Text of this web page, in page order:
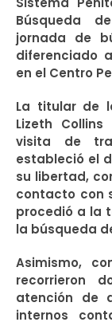
Búsqueda
jornada de
diferenciado
en el Centro
La titular de
Lizeth
visita de
estableció el
su libertad,
contacto con
procedió a la
la búsqueda
Asimismo,
recorrieron
atención de
internos